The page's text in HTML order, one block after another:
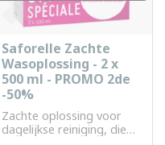
Saforelle Zachte
Wasoplossing - 2 x
500 ml - PROMO 2de
-50%
Zachte oplossing voor
dagelijkse reiniging, die